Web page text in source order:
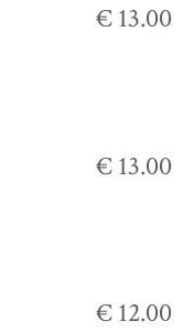
€ 13.00
€ 13.00
€ 12.00